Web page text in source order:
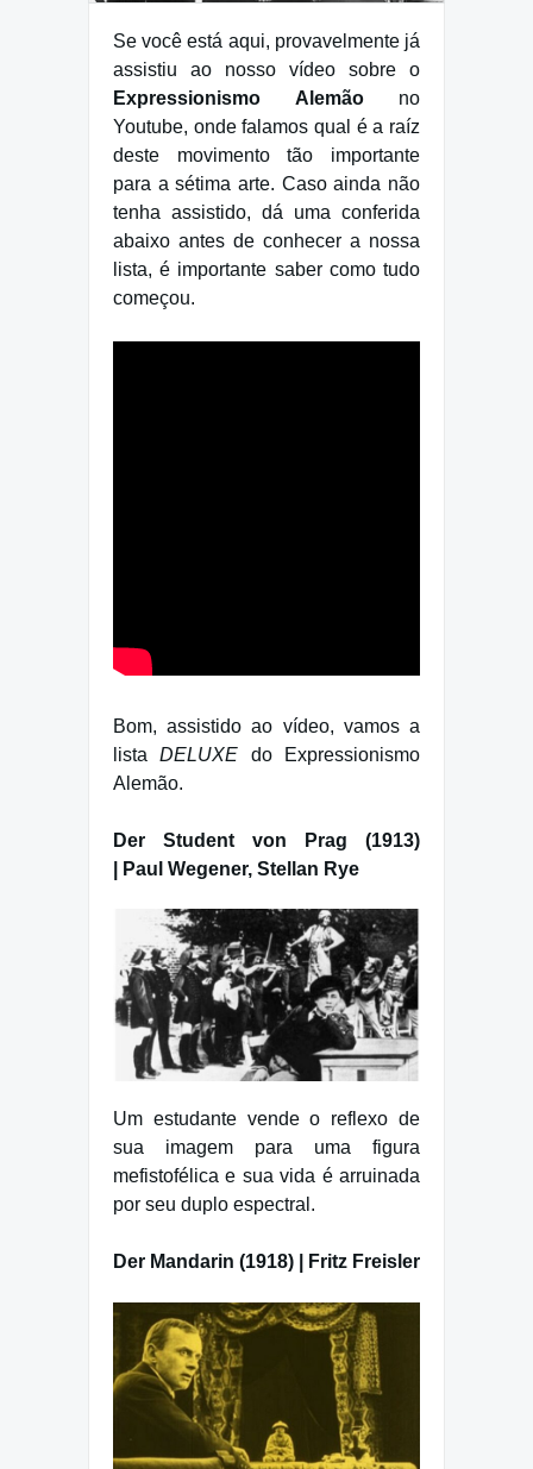
Se você está aqui, provavelmente já
assistiu ao nosso vídeo sobre o
Expressionismo Alemãono
Youtube, onde falamos qual é a raíz
deste movimento tão importante
para a sétima arte. Caso ainda não
tenha assistido, dá uma conferida
abaixo antes de conhecer a nossa
lista, é importante saber como tudo
começou.
Bom, assistido ao vídeo, vamos a
listaDELUXE do Expressionismo
Alemão.
Der Student von Prag (1913)
| Paul Wegener, Stellan Rye
Um estudante vende o reflexo de
sua imagem para uma figura
mefistofélica e sua vida é arruinada
por seu duplo espectral.
Der Mandarin (1918) | Fritz Freisler